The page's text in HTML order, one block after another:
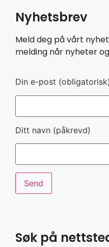
Nyhetsbrev
Meld deg på vårt
melding når nyheter
Din e-post (obligatorisk)
Ditt navn (påkrevd)
Søk på